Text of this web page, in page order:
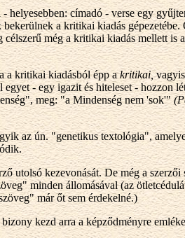
címadó - verse egy
a kritikai kiadás gépezetébe.
még a kritikai kiadás mellett
a kritikai kiadásból épp akritikai,vagyis
- egy igazit és hiteleset - hozzon
meg: "a Mindenség nem 'sok'"
az ún. "genetikus textológia",
utolsó kezevonását. De még a
minden állomásával (az
már őt sem érdekelné.)
kezd arra a képződményre